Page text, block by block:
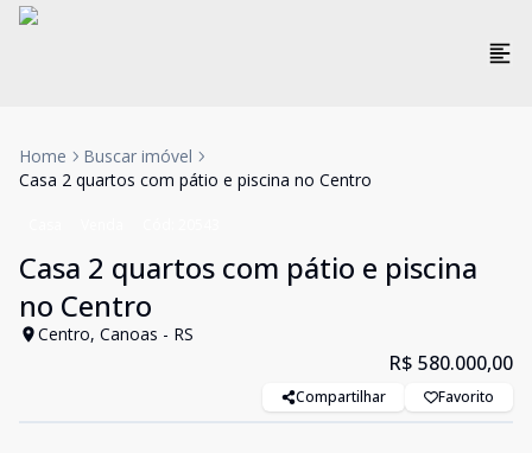
Home
Buscar imóvel
Casa 2 quartos com pátio e piscina no Centro
Casa 2 quartos com pátio e piscina
no Centro
Centro, Canoas - RS
R$ 580.000,00
Compartilhar Favorito